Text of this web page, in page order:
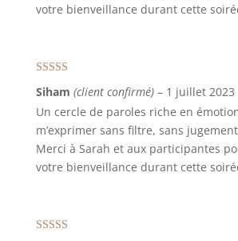
votre bienveillance durant cette
Siham (client confirmé) – 1 juillet 2023
Un cercle de paroles riche en
m’exprimer sans filtre, sans jugement
Merci à Sarah et aux participantes
votre bienveillance durant cette